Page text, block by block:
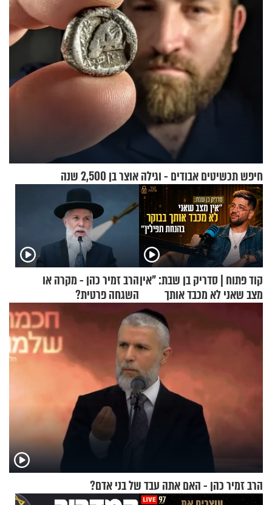
חיפש תכשיטים אבודים - וגילה אוצר בן 2,500 שנה
קוד פתוח | סדריק בן שבת: "אין
מצב שאני לא מכבד אותך
הרב זמיר כהן - מקרה או
השגחה פרטית?
הרב זמיר כהן - האם אתה עבד של בני אדם?